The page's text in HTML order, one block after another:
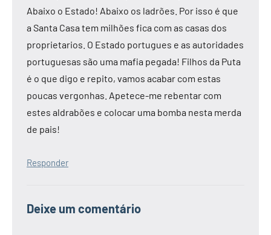
Abaixo o Estado! Abaixo os ladrões. Por isso é que
a Santa Casa tem milhões fica com as casas dos
proprietarios. O Estado portugues e as autoridades
portuguesas são uma mafia pegada! Filhos da Puta
é o que digo e repito, vamos acabar com estas
poucas vergonhas. Apetece-me rebentar com
estes aldrabões e colocar uma bomba nesta merda
de pais!
Responder
Deixe um comentário